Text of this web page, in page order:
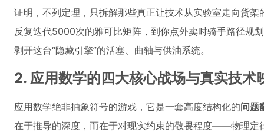
证明，不列定理，只拆解那些真正让技术从实验室走向货
反复迭代5000次的雅可比矩阵，到你点外卖时骑手路径规
剥开这台“隐藏引擎”的活塞、曲轴与供油系统。
2. 应用数学的四大核心战场与真实技术
应用数学绝非抽象符号的游戏，它是一套高度结构化的问题
在于推导的深度，而在于对现实约束的敬畏程度——物理定